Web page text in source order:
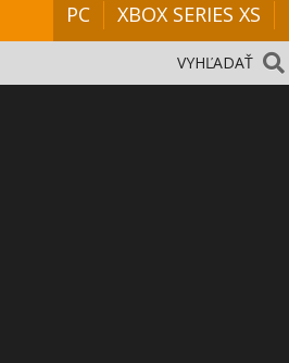
PC XBOX SERIES XS
VYHĽADAŤ